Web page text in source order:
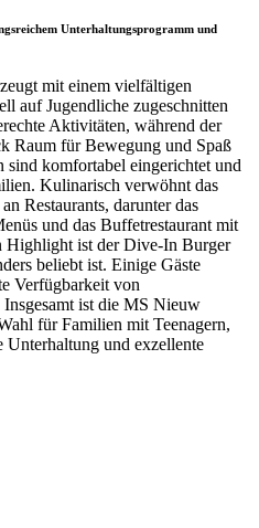
Unterhaltungsprogramm und
mit einem vielfältigen
auf Jugendliche zugeschnitten
Aktivitäten, während der
Raum für Bewegung und Spaß
komfortabel eingerichtet und
Kulinarisch verwöhnt das
Restaurants, darunter das
und das Buffetrestaurant mit
Highlight ist der Dive-In Burger
beliebt ist. Einige Gäste
Verfügbarkeit von
Insgesamt ist die MS Nieuw
für Familien mit Teenagern,
Unterhaltung und exzellente